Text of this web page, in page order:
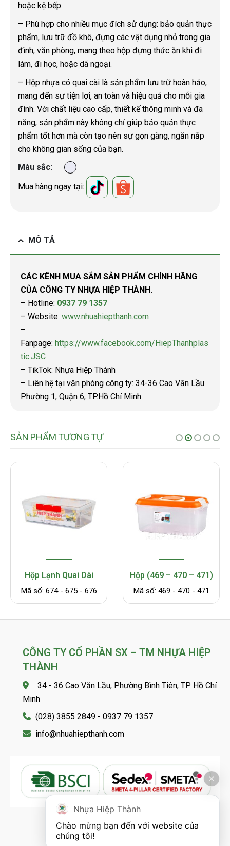
hoặc kệ bếp.
– Phù hợp cho nhiều mục đích sử dụng: bảo quản thực
phẩm, lưu trữ đồ khô, đựng các vật dụng nhỏ trong gia
đình, văn phòng, mang theo hộp đựng thức ăn khi đi
làm, đi học, hoặc dã ngoại.
– Hộp nhựa có quai cài là sản phẩm lưu trữ hoàn hảo,
mang đến sự tiện lợi, an toàn và hiệu quả cho mỗi gia
đình. Với chất liệu cao cấp, thiết kế thông minh và đa
năng, sản phẩm này không chỉ giúp bảo quản thực
phẩm tốt hơn mà còn tạo nên sự gọn gàng, ngăn nắp
cho không gian sống của bạn.
Màu sắc
Mua hàng ngay tại:
MÔ TẢ
CÁC KÊNH MUA SẮM SẢN PHẨM CHÍNH HÃNG
CỦA CÔNG TY NHỰA HIỆP THÀNH.
– Hotline: 0937 79 1357
– Website: www.nhuahiepthanh.com
–
Fanpage: https://www.facebook.com/HiepThanhplas
tic.JSC
– TikTok: Nhựa Hiệp Thành
– Liên hệ tại văn phòng công ty: 34-36 Cao Văn Lầu
Phường 1, Quận 6, TP.Hồ Chí Minh
SẢN PHẨM TƯƠNG TỰ
Hộp (469 – 470 – 471)
Mã số: 469 - 470 - 471
Hộp 261
Mã số: 261
CÔNG TY CỔ PHẦN SX – TM NHỰA HIỆP
THÀNH
34 - 36 Cao Văn Lầu, Phường Bình Tiên, TP. Hồ Chí
Minh
(028) 3855 2849 - 0937 79 1357
info@nhuahiepthanh.com
FOLLOW US
Nhựa Hiệp Thành
Chào mừng bạn đến với website của
chúng tôi!